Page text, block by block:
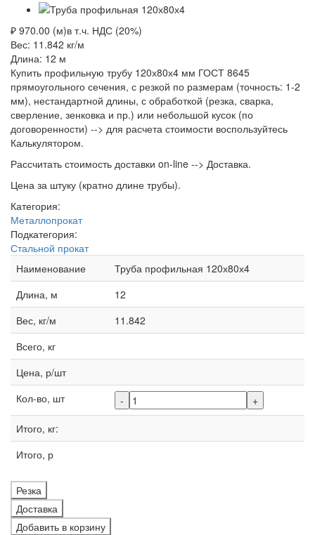
₽ 970.00 (м)в т.ч. НДС (20%)
Вес: 11.842 кг/м
Длина: 12 м
Купить профильную трубу 120х80х4 мм ГОСТ 8645
прямоугольного сечения, с резкой по размерам (точность: 1-2
мм), нестандартной длины, с обработкой (резка, сварка,
сверление, зенковка и пр.) или небольшой кусок (по
договоренности) --> для расчета стоимости воспользуйтесь
Калькулятором.
Рассчитать стоимость доставки on-line --> Доставка.
Цена за штуку (кратно длине трубы).
Категория:
Металлопрокат
Подкатегория:
Стальной прокат
Наименование
Труба профильная 120х80х4
Длина, м
12
Вес, кг/м
11.842
Всего, кг
Цена, р/шт
Кол-во, шт
-
+
Итого, кг:
Итого, р
Резка
Доставка
Добавить в корзину